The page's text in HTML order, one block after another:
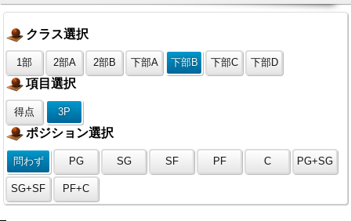
クラス選択
1部 2部A 2部B 下部A 下部B 下部C 下部D
項目選択
得点 3P
ポジション選択
問わず PG SG SF PF C PG+SG
SG+SF PF+C